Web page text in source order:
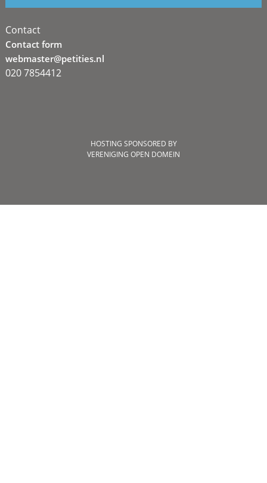
Contact
Contact form
webmaster@petities.nl
020 7854412
HOSTING SPONSORED BY
VERENIGING OPEN DOMEIN